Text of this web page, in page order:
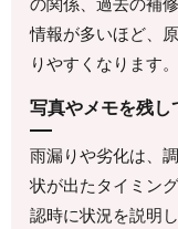
情報が多いほど、
りやすくなります。
写真やメモを残し
雨漏りや劣化は、
状が出たタイミン
認時に状況を説明